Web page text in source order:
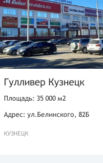
Гулливер Кузнецк
Площадь: 35 000 м2
Адрес: ул.Белинского, 82Б
КУЗНЕЦК